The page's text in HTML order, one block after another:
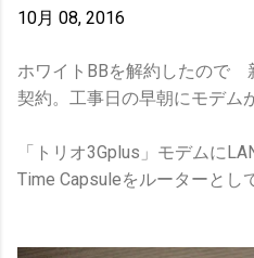
10月 08, 2016
ホワイトBBを解約したので
契約。工事日の早朝にモデム
「トリオ3Gplus」モデムに
Time Capsuleをルーターとし